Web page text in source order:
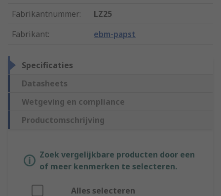
Fabrikantnummer:
LZ25
Fabrikant: ebm-papst
Specificaties
Datasheets
Wetgeving en compliance
Productomschrijving
Zoek vergelijkbare producten door een
of meer kenmerken te selecteren.
Alles selecteren